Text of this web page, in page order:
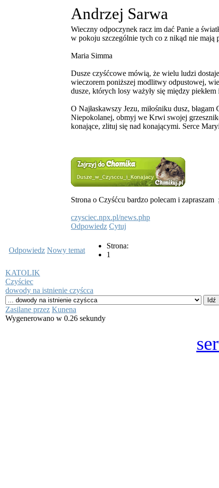
Andrzej Sarwa
Wieczny odpoczynek racz im dać Panie a
w pokoju szczególnie tych co z nikąd nie mają
Maria Simma
Dusze czyśćcowe mówią, że wielu ludzi
wieczorem poniższej modlitwy odpustowej,
dusze, których losy ważyły się między piekłem
O Najłaskawszy Jezu, miłośniku dusz,
Niepokolanej, obmyj we Krwi swojej
konające, zlituj się nad konającymi. Serce
Strona o Czyśćcu bardzo polecam i zapraszam
czysciec.npx.pl/news.php
Odpowiedz Cytuj
Odpowiedz Nowy temat
Strona:
1
KATOLIK
Czyściec
dowody na istnienie czyścca
Zasilane przez Kunena
Wygenerowano w 0.26 sekundy